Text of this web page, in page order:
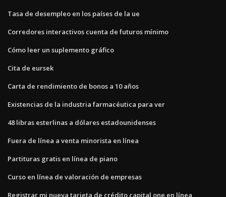
Tasa de desempleo en los países de la ue
Corredores interactivos cuenta de futuros mínimo
Cómo leer un suplemento gráfico
Cita de eursek
Carta de rendimiento de bonos a 10 años
Existencias de la industria farmacéutica para ver
48 libras esterlinas a dólares estadounidenses
Fuera de línea a venta minorista en línea
Partituras gratis en línea de piano
Curso en línea de valoración de empresas
Registrar mi nueva tarjeta de crédito capital one en línea